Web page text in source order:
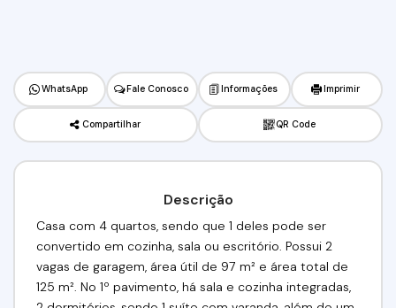
WhatsApp Fale Conosco Informações Imprimir
Compartilhar QR Code
Descrição
Casa com 4 quartos, sendo que 1 deles pode ser
convertido em cozinha, sala ou escritório. Possui 2
vagas de garagem, área útil de 97 m² e área total de
125 m². No 1º pavimento, há sala e cozinha integradas,